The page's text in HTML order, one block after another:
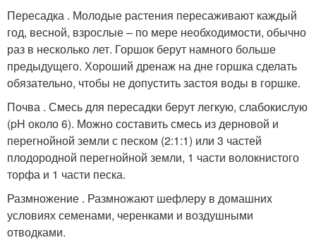
Пересадка . Молодые растения пересаживают каждый
год, весной, взрослые – по мере необходимости, обычно
раз в несколько лет. Горшок берут намного больше
предыдущего. Хороший дренаж на дне горшка сделать
обязательно, чтобы не допустить застоя воды в горшке.
Почва . Смесь для пересадки берут легкую, слабокислую
(pH около 6). Можно составить смесь из дерновой и
перегнойной земли с песком (2:1:1) или 3 частей
плодородной перегнойной земли, 1 части волокнистого
торфа и 1 части песка.
Размножение . Размножают шефлеру в домашних
условиях семенами, черенками и воздушными
отводками.